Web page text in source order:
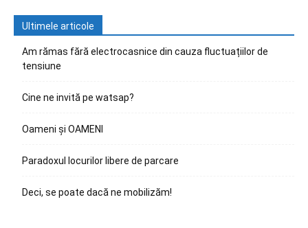
Ultimele articole
Am rămas fără electrocasnice din cauza fluctuațiilor de
tensiune
Cine ne invită pe watsap?
Oameni și OAMENI
Paradoxul locurilor libere de parcare
Deci, se poate dacă ne mobilizăm!